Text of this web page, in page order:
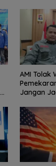
AMI Tolak
Jangan
Politik